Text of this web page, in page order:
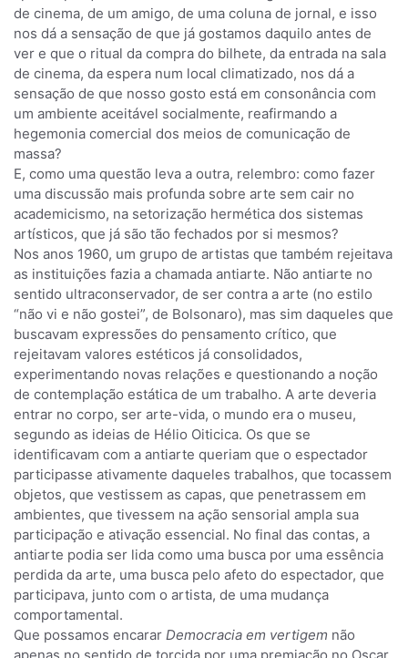
de cinema, de um amigo, de uma coluna de jornal, e isso
nos dá a sensação de que já gostamos daquilo antes de
ver e que o ritual da compra do bilhete, da entrada na sala
de cinema, da espera num local climatizado, nos dá a
sensação de que nosso gosto está em consonância com
um ambiente aceitável socialmente, reafirmando a
hegemonia comercial dos meios de comunicação de
massa?
E, como uma questão leva a outra, relembro: como fazer
uma discussão mais profunda sobre arte sem cair no
academicismo, na setorização hermética dos sistemas
artísticos, que já são tão fechados por si mesmos?
Nos anos 1960, um grupo de artistas que também rejeitava
as instituições fazia a chamada antiarte. Não antiarte no
sentido ultraconservador, de ser contra a arte (no estilo
“não vi e não gostei”, de Bolsonaro), mas sim daqueles que
buscavam expressões do pensamento crítico, que
rejeitavam valores estéticos já consolidados,
experimentando novas relações e questionando a noção
de contemplação estática de um trabalho. A arte deveria
entrar no corpo, ser arte-vida, o mundo era o museu,
segundo as ideias de Hélio Oiticica. Os que se
identificavam com a antiarte queriam que o espectador
participasse ativamente daqueles trabalhos, que tocassem
objetos, que vestissem as capas, que penetrassem em
ambientes, que tivessem na ação sensorial ampla sua
participação e ativação essencial. No final das contas, a
antiarte podia ser lida como uma busca por uma essência
perdida da arte, uma busca pelo afeto do espectador, que
participava, junto com o artista, de uma mudança
comportamental.
Que possamos encarar Democracia em vertigem não